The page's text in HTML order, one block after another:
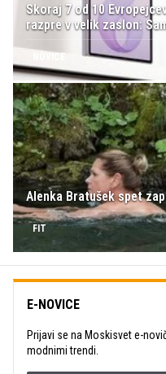
Skoraj 7 od 10
razpre v velik zaslon:
NOVICE
Alenka Bratušek spet
FIT
E-NOVICE
Prijavi se na Moskisvet e-
modnimi trendi.